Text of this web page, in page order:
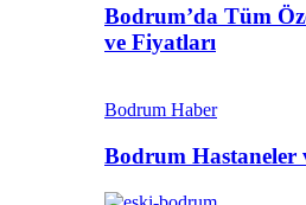
Bodrum’da Tüm
ve Fiyatları
Bodrum Haber
Bodrum Hastaneler